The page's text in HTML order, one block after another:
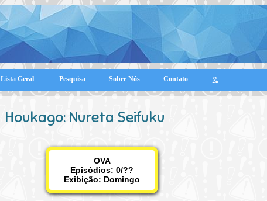
Lista Geral Pesquisa Sobre Nós Contato
Houkago: Nureta Seifuku
OVA
Episódios: 0/??
Exibição: Domingo